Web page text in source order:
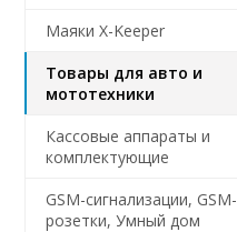
Маяки X-Keeper
Товары для авто и
мототехники
Кассовые аппараты и
комплектующие
GSM-сигнализации, GSM-
розетки, Умный дом